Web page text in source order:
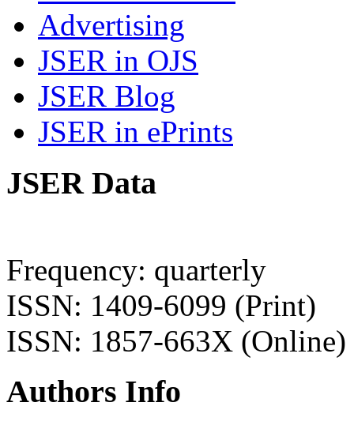
Advertising
JSER in OJS
JSER Blog
JSER in ePrints
JSER Data
Frequency: quarterly
ISSN: 1409-6099 (Print)
ISSN: 1857-663X (Online)
Authors Info